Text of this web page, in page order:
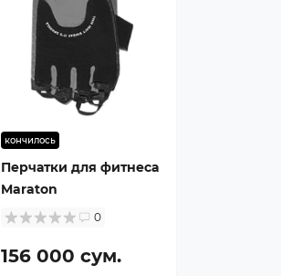
кончилось
Перчатки для фитнеса
Maraton
0
156 000 сум.